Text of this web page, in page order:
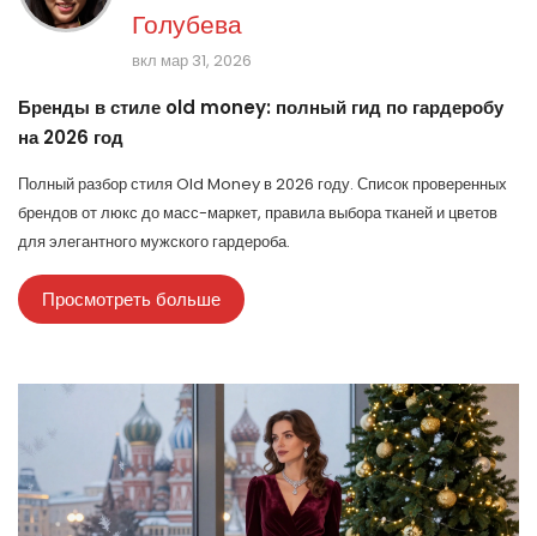
Голубева
вкл мар 31, 2026
Бренды в стиле old money: полный гид по гардеробу
на 2026 год
Полный разбор стиля Old Money в 2026 году. Список проверенных
брендов от люкс до масс-маркет, правила выбора тканей и цветов
для элегантного мужского гардероба.
Просмотреть больше